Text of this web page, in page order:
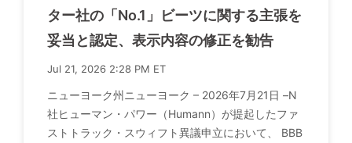
ター社の「No.1」ビーツに関する主張を
妥当と認定、表示内容の修正を勧告
Jul 21, 2026 2:28 PM ET
ニューヨーク州ニューヨーク – 2026年7月21日 –N
社ヒューマン・パワー（Humann）が提起したファ
ストトラック・スウィフト異議申立において、 BBB